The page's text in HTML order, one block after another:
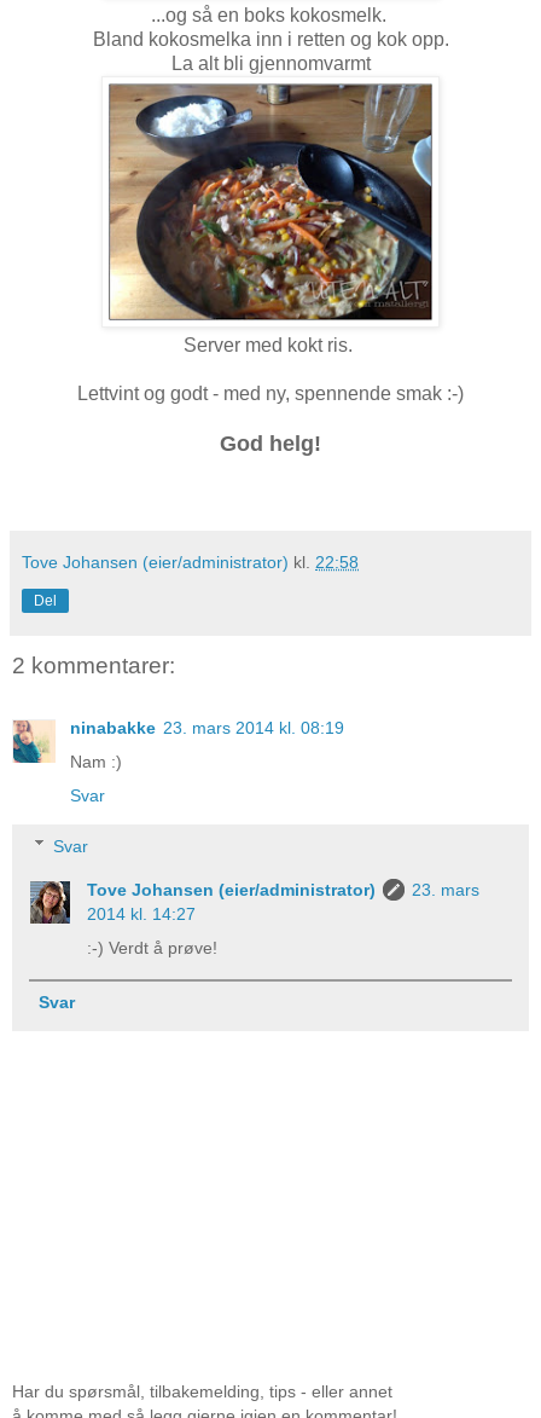
...og så en boks kokosmelk.
Bland kokosmelka inn i retten og kok opp.
La alt bli gjennomvarmt
Server med kokt ris.
Lettvint og godt - med ny, spennende smak :-)
God helg!
Tove Johansen (eier/administrator) kl. 22:58
Del
2 kommentarer:
ninabakke 23. mars 2014 kl. 08:19
Nam :)
Svar
Svar
Tove Johansen (eier/administrator)
23. mars
2014 kl. 14:27
:-) Verdt å prøve!
Svar
Har du spørsmål, tilbakemelding, tips - eller annet